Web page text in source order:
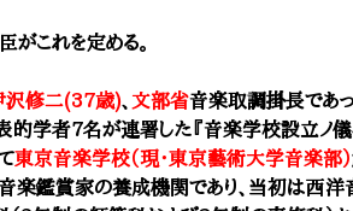
がこれを定める。
沢修二(37歳)、 文部省音楽取調掛長であっ
的学者7名が連署した『音楽学校設立ノ
東京音楽学校（現・東京藝術大学音楽部）
楽鑑賞家の養成機関であり、当初は西洋